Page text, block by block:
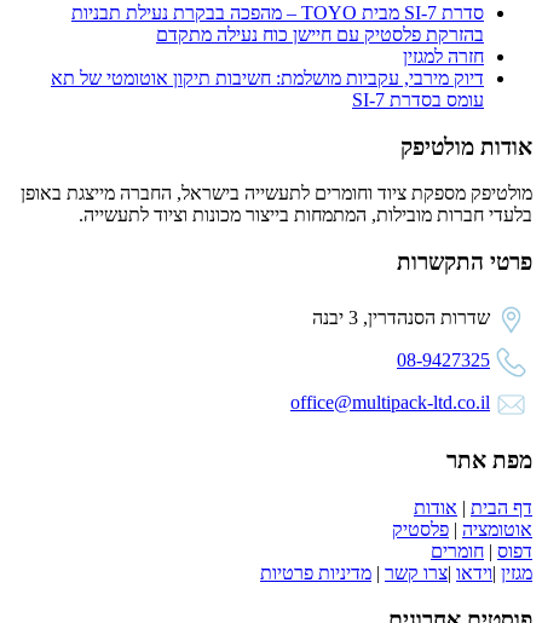
סדרת SI-7 מבית TOYO – מהפכה בבקרת נעילת תבניות
בהזרקת פלסטיק עם חיישן כוח נעילה מתקדם
חזרה למגזין
דיוק מירבי, עקביות מושלמת: חשיבות תיקון אוטומטי של תא
עומס בסדרת SI-7
אודות מולטיפק
מולטיפק מספקת ציוד וחומרים לתעשייה בישראל, החברה מייצגת באופן
בלעדי חברות מובילות, המתמחות בייצור מכונות וציוד לתעשייה.
פרטי התקשרות
שדרות הסנהדרין, 3 יבנה
08-9427325
office@multipack-ltd.co.il
מפת אתר
דף הבית | אודות
אוטומציה | פלסטיק
דפוס | חומרים
מגזין |וידאו |צרו קשר | מדיניות פרטיות